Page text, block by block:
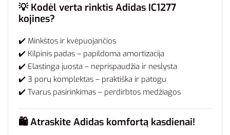
💡 Kodėl verta rinktis Adidas IC1277
kojines?
✔️ Minkštos ir kvėpuojančios
✔️ Kilpinis padas – papildoma amortizacija
✔️ Elastinga juosta – neprispaudžia ir neslysta
✔️ 3 porų komplektas – praktiška ir patogu
✔️ Tvarus pasirinkimas – perdirbtos medžiagos
🛍️Atraskite Adidas komfortą kasdienai!